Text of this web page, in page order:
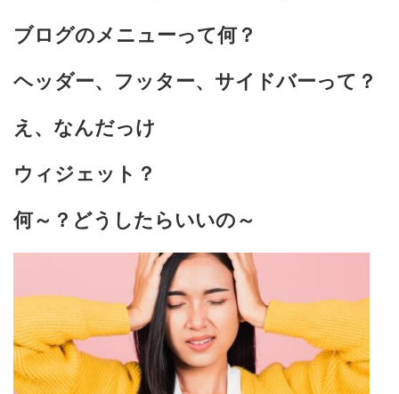
ブログのメニューって何？
ヘッダー、フッター、サイドバーって？
え、なんだっけ
ウィジェット？
何～？どうしたらいいの～